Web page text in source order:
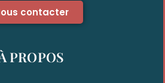
contacter
PROPOS